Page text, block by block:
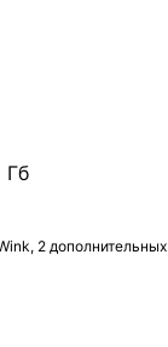
Гб
2 дополнительных